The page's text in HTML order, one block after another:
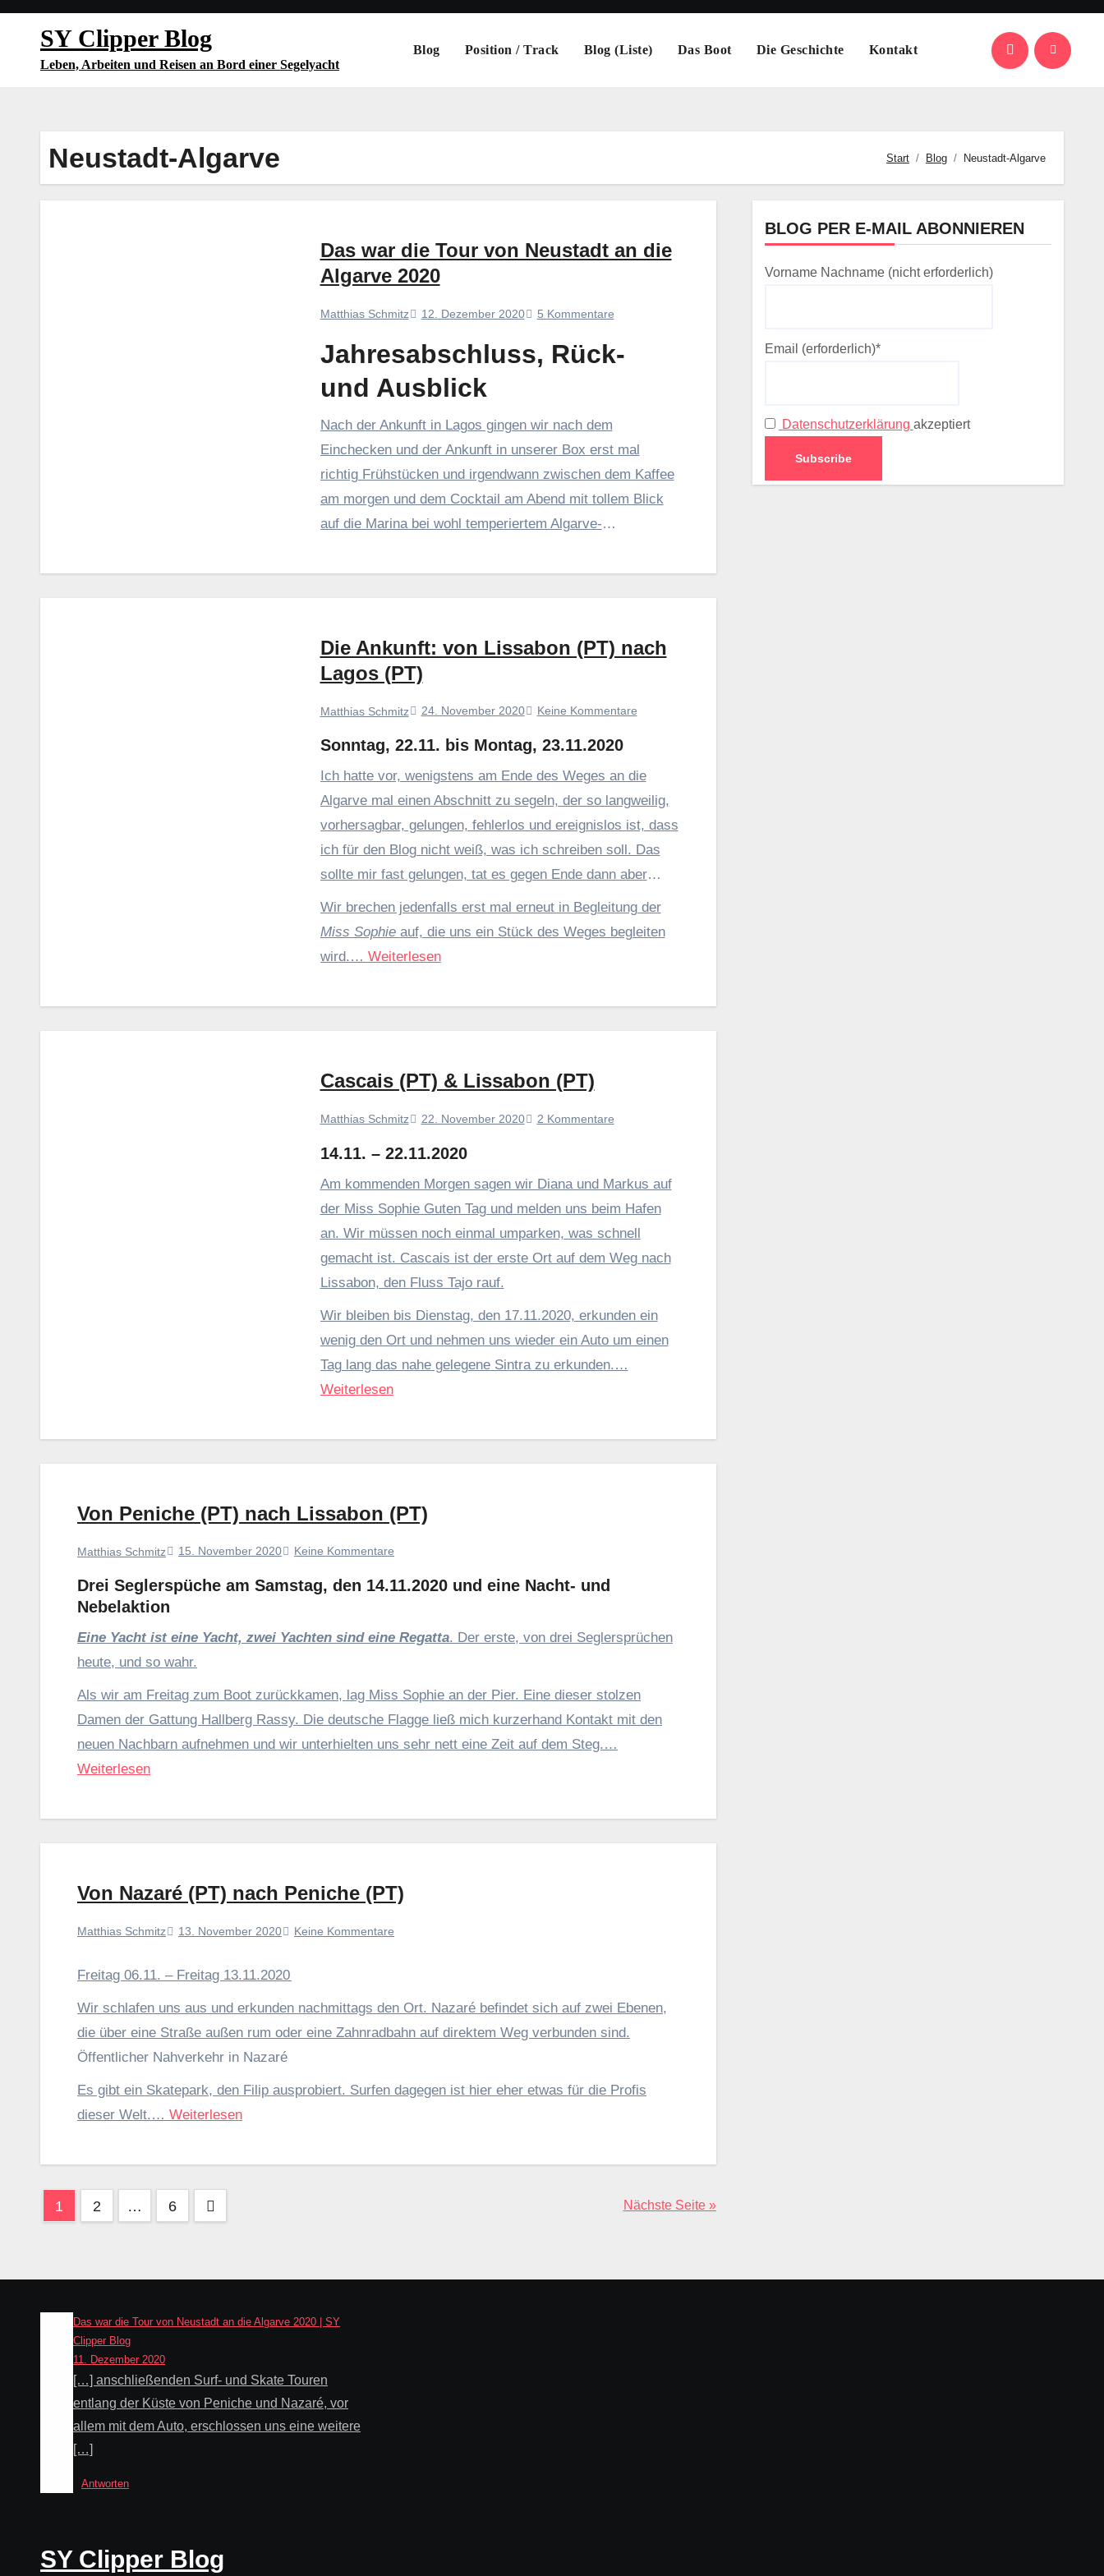
Zum
SY Clipper Blog
Leben, Arbeiten und Reisen an Bord einer Segelyacht
Blog Position / Track Blog (Liste) Das Boot Die Geschichte Kontakt
Neustadt-Algarve Start Blog Neustadt-Algarve
Das war die Tour von Neustadt an die
Algarve 2020
Matthias Schmitz 12. Dezember 2020 5 Kommentare
Jahresabschluss, Rück-
und Ausblick
Nach der Ankunft in Lagos gingen wir nach dem
Einchecken und der Ankunft in unserer Box erst mal
richtig Frühstücken und irgendwann zwischen dem Kaffee
am morgen und dem Cocktail am Abend mit tollem Blick
auf die Marina bei wohl temperiertem Algarve-
hinter uns liegt und was wir alles erlebt hatten, um es bis
Die Ankunft: von Lissabon (PT) nach
Lagos (PT)
Matthias Schmitz 24. November 2020 Keine Kommentare
Sonntag, 22.11. bis Montag, 23.11.2020
Ich hatte vor, wenigstens am Ende des Weges an die
Algarve mal einen Abschnitt zu segeln, der so langweilig,
vorhersagbar, gelungen, fehlerlos und ereignislos ist, dass
ich für den Blog nicht weiß, was ich schreiben soll. Das
sollte mir fast gelungen, tat es gegen Ende dann aber
doch wieder nicht.
Wir brechen jedenfalls erst mal erneut in Begleitung der
Miss Sophie auf, die uns ein Stück des Weges begleiten
wird.… Weiterlesen
Cascais (PT) & Lissabon (PT)
Matthias Schmitz 22. November 2020 2 Kommentare
14.11. – 22.11.2020
Am kommenden Morgen sagen wir Diana und Markus auf
der Miss Sophie Guten Tag und melden uns beim Hafen
an. Wir müssen noch einmal umparken, was schnell
gemacht ist. Cascais ist der erste Ort auf dem Weg nach
Lissabon, den Fluss Tajo rauf.
Wir bleiben bis Dienstag, den 17.11.2020, erkunden ein
wenig den Ort und nehmen uns wieder ein Auto um einen
Tag lang das nahe gelegene Sintra zu erkunden.…
Weiterlesen
Von Peniche (PT) nach Lissabon (PT)
Matthias Schmitz 15. November 2020 Keine Kommentare
Drei Seglerspüche am Samstag, den 14.11.2020 und eine Nacht- und
Nebelaktion
Eine Yacht ist eine Yacht, zwei Yachten sind eine Regatta. Der erste, von drei Seglersprüchen
heute, und so wahr.
Als wir am Freitag zum Boot zurückkamen, lag Miss Sophie an der Pier. Eine dieser stolzen
Damen der Gattung Hallberg Rassy. Die deutsche Flagge ließ mich kurzerhand Kontakt mit den
neuen Nachbarn aufnehmen und wir unterhielten uns sehr nett eine Zeit auf dem Steg.…
Weiterlesen
Von Nazaré (PT) nach Peniche (PT)
Matthias Schmitz 13. November 2020 Keine Kommentare
Freitag 06.11. – Freitag 13.11.2020
Wir schlafen uns aus und erkunden nachmittags den Ort. Nazaré befindet sich auf zwei Ebenen,
die über eine Straße außen rum oder eine Zahnradbahn auf direktem Weg verbunden sind.
Öffentlicher Nahverkehr in Nazaré
Es gibt ein Skatepark, den Filip ausprobiert. Surfen dagegen ist hier eher etwas für die Profis
dieser Welt.… Weiterlesen
Seitennummerierung
Beiträge
1 2 … 6 Nächste Seite »
BLOG PER E-MAIL ABONNIEREN
Vorname Nachname (nicht erforderlich)
Email (erforderlich)*
Datenschutzerklärung akzeptiert
Das war die Tour von Neustadt an die Algarve 2020 | SY
Clipper Blog
11. Dezember 2020
[…] anschließenden Surf- und Skate Touren
entlang der Küste von Peniche und Nazaré, vor
allem mit dem Auto, erschlossen uns eine weitere
[…]
Antworten
SY Clipper Blog